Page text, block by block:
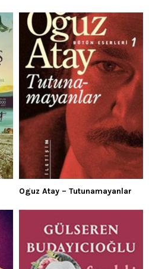
Oguz Atay – Tutunamayanlar